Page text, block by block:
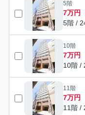
5階
7万円
5階 /
10階
7万円
10階 /
11階
7万円
11階 /